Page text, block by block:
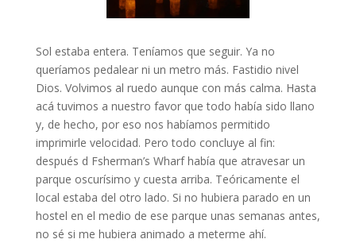
Sol estaba entera. Teníamos que seguir. Ya no
queríamos pedalear ni un metro más. Fastidio nivel
Dios. Volvimos al ruedo aunque con más calma. Hasta
acá tuvimos a nuestro favor que todo había sido llano
y, de hecho, por eso nos habíamos permitido
imprimirle velocidad. Pero todo concluye al fin:
después d Fsherman’s Wharf había que atravesar un
parque oscurísimo y cuesta arriba. Teóricamente el
local estaba del otro lado. Si no hubiera parado en un
hostel en el medio de ese parque unas semanas antes,
no sé si me hubiera animado a meterme ahí.